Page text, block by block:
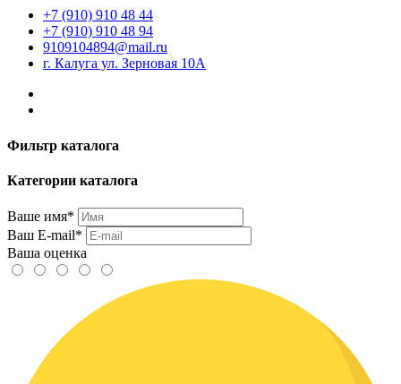
+7 (910) 910 48 44
+7 (910) 910 48 94
9109104894@mail.ru
г. Калуга ул. Зерновая 10А
Фильтр каталога
Категории каталога
Ваше имя*
Ваш E-mail*
Ваша оценка